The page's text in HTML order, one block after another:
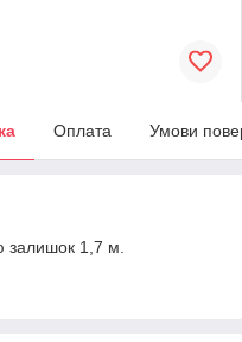
Оплата Умови
залишок 1,7 м.